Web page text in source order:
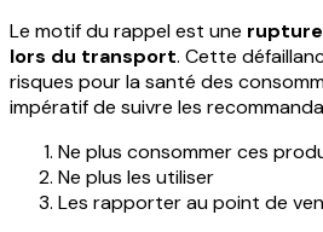
Le motif du rappel est une
lors du transport. Cette
risques pour la santé des
impératif de suivre les
Ne plus consommer ces
Ne plus les utiliser
Les rapporter au point de